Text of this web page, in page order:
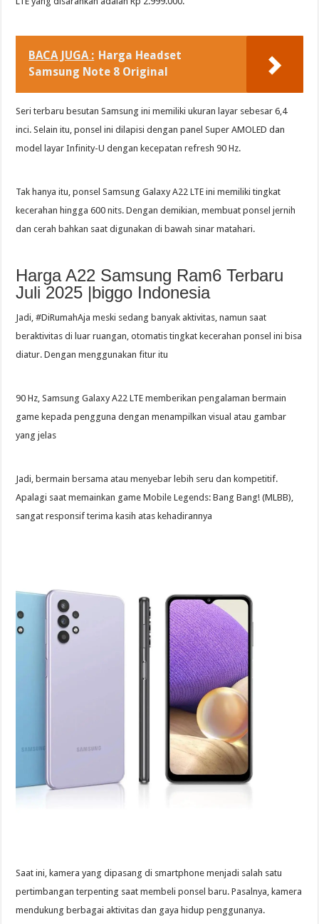
BACA JUGA : Harga Headset
Samsung Note 8 Original
Seri terbaru besutan Samsung ini memiliki ukuran layar sebesar 6,4
inci. Selain itu, ponsel ini dilapisi dengan panel Super AMOLED dan
model layar Infinity-U dengan kecepatan refresh 90 Hz.
Tak hanya itu, ponsel Samsung Galaxy A22 LTE ini memiliki tingkat
kecerahan hingga 600 nits. Dengan demikian, membuat ponsel jernih
dan cerah bahkan saat digunakan di bawah sinar matahari.
Harga A22 Samsung Ram6 Terbaru
Juli 2025 |biggo Indonesia
Jadi, #DiRumahAja meski sedang banyak aktivitas, namun saat
beraktivitas di luar ruangan, otomatis tingkat kecerahan ponsel ini bisa
diatur. Dengan menggunakan fitur itu
90 Hz, Samsung Galaxy A22 LTE memberikan pengalaman bermain
game kepada pengguna dengan menampilkan visual atau gambar
yang jelas
Jadi, bermain bersama atau menyebar lebih seru dan kompetitif.
Apalagi saat memainkan game Mobile Legends: Bang Bang! (MLBB),
sangat responsif terima kasih atas kehadirannya
Saat ini, kamera yang dipasang di smartphone menjadi salah satu
pertimbangan terpenting saat membeli ponsel baru. Pasalnya, kamera
mendukung berbagai aktivitas dan gaya hidup penggunanya.